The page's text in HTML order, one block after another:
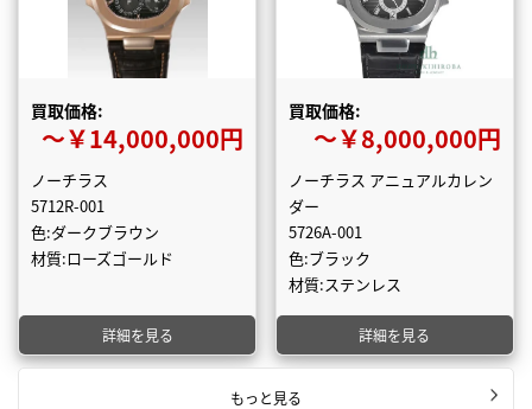
買取価格:
〜￥14,000,000円
ノーチラス
5712R-001
色:ダークブラウン
材質:ローズゴールド
詳細を見る
買取価格:
〜￥8,000,000円
ノーチラス アニュアルカレン
ダー
5726A-001
色:ブラック
材質:ステンレス
詳細を見る
もっと見る